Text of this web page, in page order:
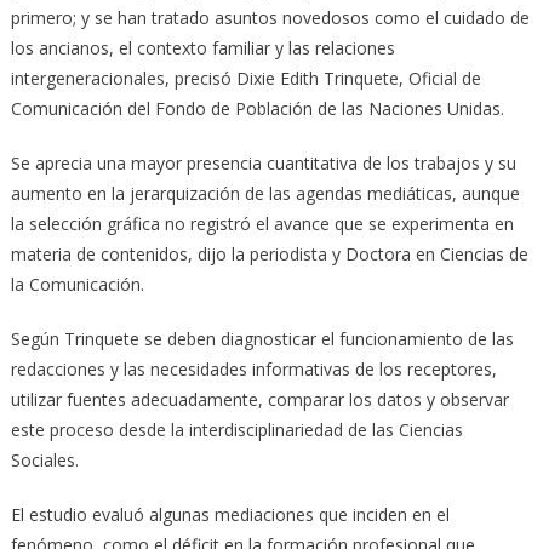
primero; y se han tratado asuntos novedosos como el cuidado de
los ancianos, el contexto familiar y las relaciones
intergeneracionales, precisó Dixie Edith Trinquete, Oficial de
Comunicación del Fondo de Población de las Naciones Unidas.
Se aprecia una mayor presencia cuantitativa de los trabajos y su
aumento en la jerarquización de las agendas mediáticas, aunque
la selección gráfica no registró el avance que se experimenta en
materia de contenidos, dijo la periodista y Doctora en Ciencias de
la Comunicación.
Según Trinquete se deben diagnosticar el funcionamiento de las
redacciones y las necesidades informativas de los receptores,
utilizar fuentes adecuadamente, comparar los datos y observar
este proceso desde la interdisciplinariedad de las Ciencias
Sociales.
El estudio evaluó algunas mediaciones que inciden en el